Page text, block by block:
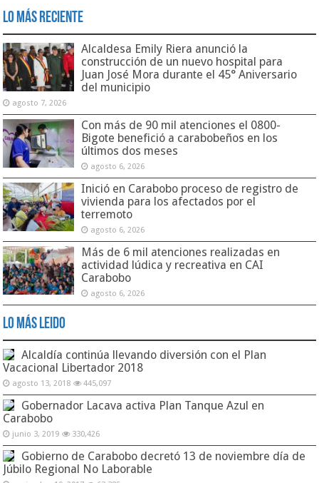
Lo Más Reciente
Alcaldesa Emily Riera anunció la
construcción de un nuevo hospital para
Juan José Mora durante el 45° Aniversario
del municipio
agosto 7, 2026
Con más de 90 mil atenciones el 0800-
Bigote benefició a carabobeños en los
últimos dos meses
agosto 6, 2026
Inició en Carabobo proceso de registro de
vivienda para los afectados por el
terremoto
agosto 6, 2026
Más de 6 mil atenciones realizadas en
actividad lúdica y recreativa en CAI
Carabobo
agosto 6, 2026
Lo Más Leido
Alcaldía continúa llevando diversión con el Plan
Vacacional Libertador 2018
agosto 13, 2018 445,097
Gobernador Lacava activa Plan Tanque Azul en
Carabobo
junio 3, 2019 330,426
Gobierno de Carabobo decretó 13 de noviembre día de
Júbilo Regional No Laborable